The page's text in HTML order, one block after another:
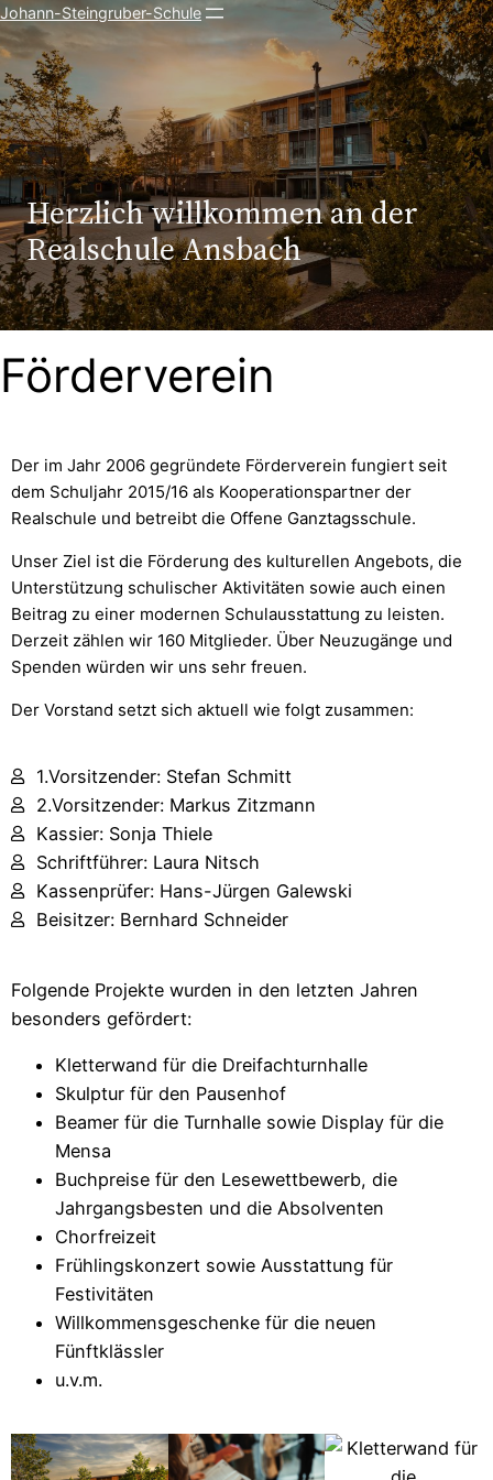
Johann-Steingruber-Schule
Herzlich willkommen an der
Realschule Ansbach
Förderverein
Der im Jahr 2006 gegründete Förderverein fungiert seit
dem Schuljahr 2015/16 als Kooperationspartner der
Realschule und betreibt die Offene Ganztagsschule.
Unser Ziel ist die Förderung des kulturellen Angebots, die
Unterstützung schulischer Aktivitäten sowie auch einen
Beitrag zu einer modernen Schulausstattung zu leisten.
Derzeit zählen wir 160 Mitglieder. Über Neuzugänge und
Spenden würden wir uns sehr freuen.
Der Vorstand setzt sich aktuell wie folgt zusammen:
1.Vorsitzender: Stefan Schmitt
2.Vorsitzender: Markus Zitzmann
Kassier: Sonja Thiele
Schriftführer: Laura Nitsch
Kassenprüfer: Hans-Jürgen Galewski
Beisitzer: Bernhard Schneider
Folgende Projekte wurden in den letzten Jahren
besonders gefördert:
Kletterwand für die Dreifachturnhalle
Skulptur für den Pausenhof
Beamer für die Turnhalle sowie Display für die
Mensa
Buchpreise für den Lesewettbewerb, die
Jahrgangsbesten und die Absolventen
Chorfreizeit
Frühlingskonzert sowie Ausstattung für
Festivitäten
Willkommensgeschenke für die neuen
Fünftklässler
u.v.m.